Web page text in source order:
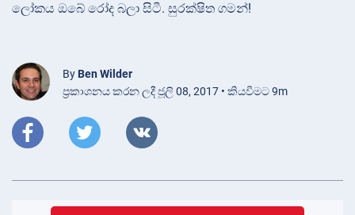
ලෝකය ඔබේ රෝද බලා සිටී. සුරක්ෂිත ගමන්!
By Ben Wilder
ප්‍රකාශනය කරන ලදී ජූලි 08, 2017 • කියවීමට 9m